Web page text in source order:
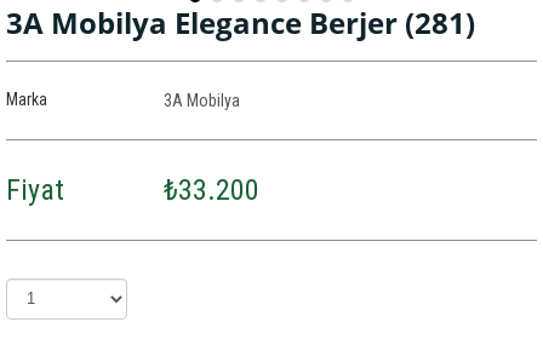
3A Mobilya Elegance Berjer (281)
Marka 3A Mobilya
Fiyat ₺33.200